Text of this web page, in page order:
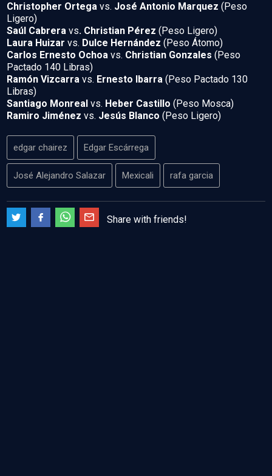
Christopher Ortega vs. José Antonio Marquez (Peso
Ligero)
Saúl Cabrera vs. Christian Pérez (Peso Ligero)
Laura Huizar vs. Dulce Hernández (Peso Átomo)
Carlos Ernesto Ochoa vs. Christian Gonzales (Peso
Pactado 140 Libras)
Ramón Vizcarra vs. Ernesto Ibarra (Peso Pactado 130
Libras)
Santiago Monreal vs. Heber Castillo (Peso Mosca)
Ramiro Jiménez vs. Jesús Blanco (Peso Ligero)
edgar chairez Edgar Escárrega
José Alejandro Salazar Mexicali rafa garcia
Share with friends!